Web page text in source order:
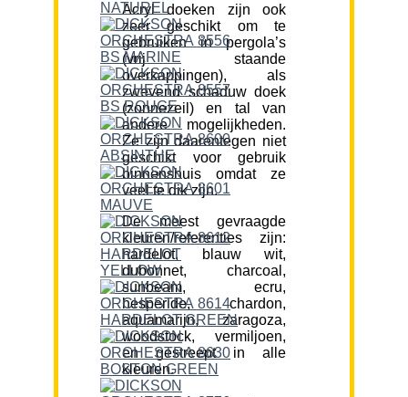
Acryl doeken zijn ook
zeer geschikt om te
gebruiken in pergola’s
(vrij staande
overkappingen), als
zwevend schaduw doek
(zonnezeil) en tal van
andere mogelijkheden.
Ze zijn daarentegen niet
geschikt voor gebruik
binnenshuis omdat ze
veel te dik zijn.
De meest gevraagde
kleuren/referenties zijn:
hardelot, blauw wit,
dubonnet, charcoal,
sunbeam, ecru,
hesperide, chardon,
aquamarijn, zaragoza,
woodstock, vermiljoen,
en gestreept in alle
kleuren.